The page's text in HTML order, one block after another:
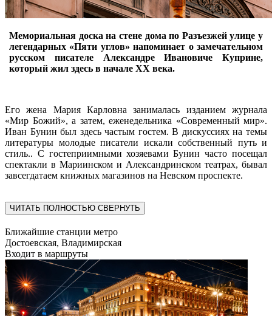
Мемориальная доска на стене дома по Разъезжей улице у
легендарных «Пяти углов» напоминает о замечательном
русском писателе Александре Ивановиче Куприне,
который жил здесь в начале XX века.
Его жена Мария Карловна занималась изданием журнала
«Мир Божий», а затем, еженедельника «Современный мир».
Иван Бунин был здесь частым гостем. В дискуссиях на темы
литературы молодые писатели искали собственный путь и
стиль.. С гостеприимными хозяевами Бунин часто посещал
спектакли в Мариинском и Александринском театрах, бывал
завсегдатаем книжных магазинов на Невском проспекте.
ЧИТАТЬ ПОЛНОСТЬЮ СВЕРНУТЬ
Ближайшие станции метро
Достоевская, Владимирская
Входит в маршруты